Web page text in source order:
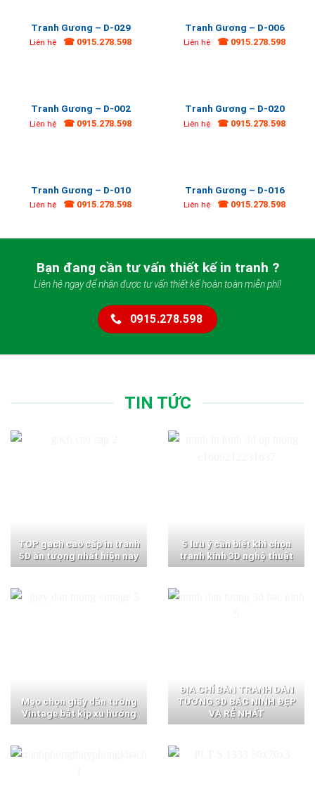
Tranh Gương – D-029
Liên hệ ☎ 0915.278.598
Tranh Gương – D-006
Liên hệ ☎ 0915.278.598
Tranh Gương – D-002
Liên hệ ☎ 0915.278.598
Tranh Gương – D-020
Liên hệ ☎ 0915.278.598
Tranh Gương – D-010
Liên hệ ☎ 0915.278.598
Tranh Gương – D-016
Liên hệ ☎ 0915.278.598
Bạn đang cần tư vấn thiết kế in tranh ?
Liên hệ ngay để nhận được tư vấn thiết kế hoàn toàn miễn phí!
0915.278.598
TIN TỨC
TOP gạch cao cấp in tranh
5D ấn tượng nhất hiện nay
5 lưu ý cần biết khi chọn
tranh kính 3D nghệ thuật
Mẹo chọn giấy dán tường
Vintage bắt kịp xu hướng
ĐỊA CHỈ BÁN TRANH DÁN
TƯỜNG 3D BẮC NINH ĐẸP
VÀ RẺ NHẤT